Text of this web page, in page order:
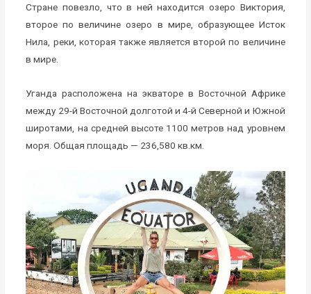
Стране повезло, что в ней находится озеро Виктория,
второе по величине озеро в мире, образующее Исток
Нила, реки, которая также является второй по величине
в мире.
Уганда расположена на экваторе в Восточной Африке
между 29-й Восточной долготой и 4-й Северной и Южной
широтами, на средней высоте 1100 метров над уровнем
моря. Общая площадь — 236,580 кв.км.